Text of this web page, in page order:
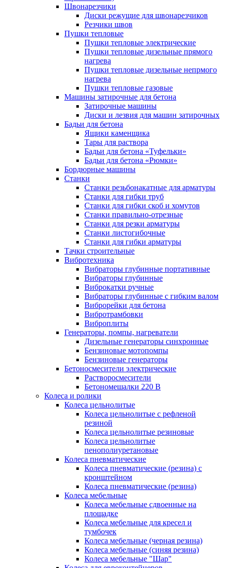
Швонарезчики
Диски режущие для швонарезчиков
Резчики швов
Пушки тепловые
Пушки тепловые электрические
Пушки тепловые дизельные прямого
нагрева
Пушки тепловые дизельные непрмого
нагрева
Пушки тепловые газовые
Машины затирочные для бетона
Затирочные машины
Диски и лезвия для машин затирочных
Бадьи для бетона
Ящики каменщика
Тары для раствора
Бадьи для бетона «Туфельки»
Бадьи для бетона «Рюмки»
Бордюрные машины
Станки
Станки резьбонакатные для арматуры
Станки для гибки труб
Станки для гибки скоб и хомутов
Станки правильно-отрезные
Станки для резки арматуры
Станки листогибочные
Станки для гибки арматуры
Тачки строительные
Вибротехника
Вибраторы глубинные портативные
Вибраторы глубинные
Виброкатки ручные
Вибраторы глубинные с гибким валом
Виброрейки для бетона
Вибротрамбовки
Виброплиты
Генераторы, помпы, нагреватели
Дизельные генераторы синхронные
Бензиновые мотопомпы
Бензиновые генераторы
Бетоносмесители электрические
Растворосмесители
Бетономешалки 220 В
Колеса и ролики
Колеса цельнолитые
Колеса цельнолитые с рефленой
резиной
Колеса цельнолитые резиновые
Колеса цельнолитые
пенополиуретановые
Колеса пневматические
Колеса пневматические (резина) с
кронштейном
Колеса пневматические (резина)
Колеса мебельные
Колеса мебельные сдвоенные на
площадке
Колеса мебельные для кресел и
тумбочек
Колеса мебельные (черная резина)
Колеса мебельные (синяя резина)
Колеса мебельные "Шар"